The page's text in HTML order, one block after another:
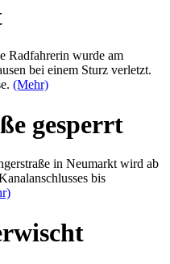
Radfahrerin wurde am
bei einem Sturz verletzt.
(Mehr)
gesperrt
in Neumarkt wird ab
bis